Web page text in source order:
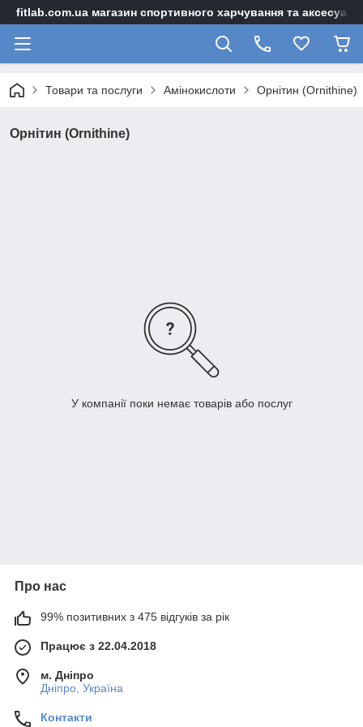
fitlab.com.ua магазин спортивного харчування та
Товари та послуги Амінокислоти Орнітин (Ornithine)
Орнітин (Ornithine)
У компанії поки немає товарів або послуг
Про нас
99% позитивних з 475 відгуків за рік
Працює з 22.04.2018
м. Дніпро
Дніпро, Україна
Контакти